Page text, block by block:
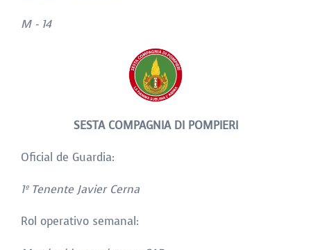
M - 14
SESTA COMPAGNIA DI POMPIERI
Oficial de Guardia:
1º Tenente Javier Cerna
Rol operativo semanal: